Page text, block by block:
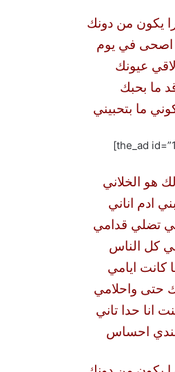
يكون من دونك
اصحى في يوم
عيونك
ما بحبك
ما بتحبيني
هو الخلاني
ادم اناني
تضلي قدامي
كل الناس
كانت ايامي
حتى واحلامي
انا حدا تاني
احساس